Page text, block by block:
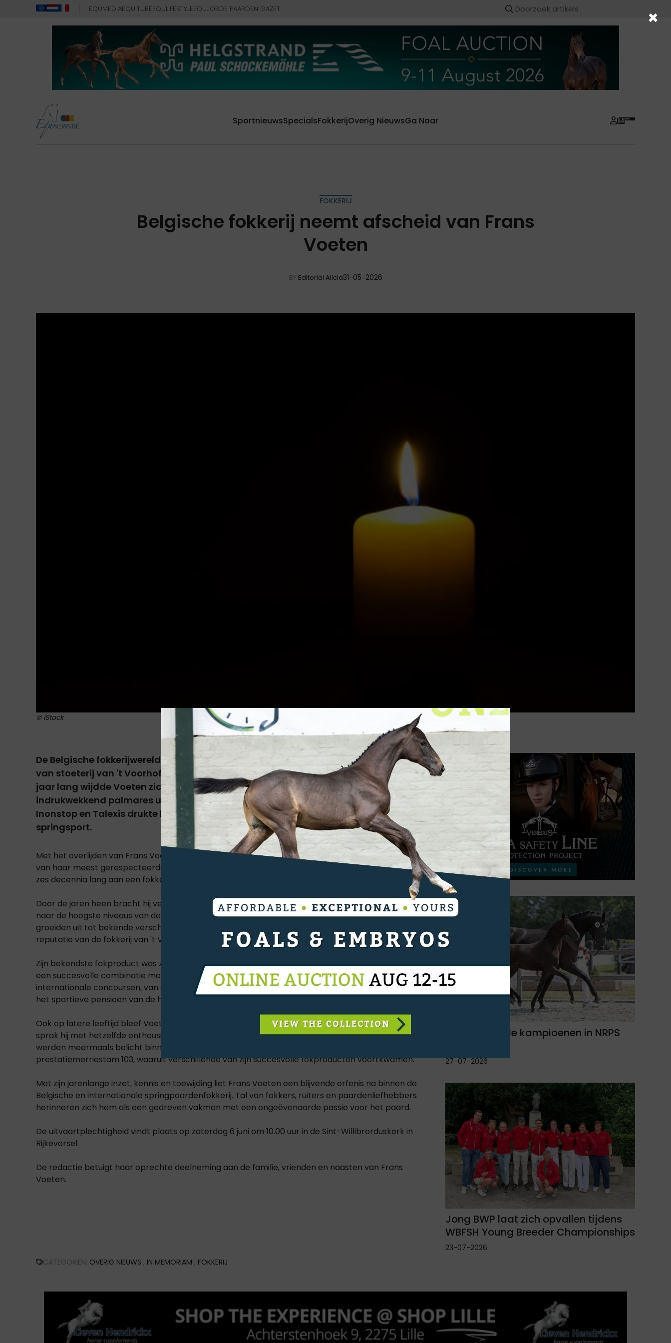
EQUMEDIAEQUITUBEEQULIFESTYLEEQUJOBDE PAARDEN GAZET
SportnieuwsSpecialsFokkerijOverig NieuwsGa Naar
FOKKERIJ
Belgische fokkerij neemt afscheid van Frans
Voeten
BY Editorial Alicia31-05-2026
© iStock
De Belgische fokkerijwereld rouwt om het overlijden van Frans Voeten. De fokker
van stoeterij van 't Voorhof overleed op 27 mei op 88-jarige leeftijd. Meer dan 65
jaar lang wijdde Voeten zich aan de paardenfokkerij en bouwde hij een
indrukwekkend palmares uit. Met succesvolle paarden als Imerald van 't Voorhof,
Inonstop en Talexis drukte hij een blijvende stempel op de internationale
springsport.
Met het overlijden van Frans Voeten verliest de Belgische Warmbloed Paardenfokkerij (BWP) een
van haar meest gerespecteerde fokkers. Vanuit stoeterij van 't Voorhof werkte Voeten meer dan
zes decennia lang aan een fokkerij die internationaal erkenning genoot.
Door de jaren heen bracht hij verschillende succesvolle springpaarden voort die hun weg vonden
naar de hoogste niveaus van de sport. Namen als Inonstop, Topic, Talexis, Quiriman en Quoro
groeiden uit tot bekende verschijningen in de internationale springring en droegen bij aan de
reputatie van de fokkerij van 't Voorhof.
Zijn bekendste fokproduct was zonder twijfel Imerald van 't Voorhof. De hengst vormde jarenlang
een succesvolle combinatie met de Ierse topruiter Paul O'Shea en verscheen op tal van
internationale concoursen, van Calgary tot Lexington. Nog maar recent werd aangekondigd dat
het sportieve pensioen van de hengst naderde.
Ook op latere leeftijd bleef Voeten gepassioneerd bezig met zijn paarden. In eerdere interviews
sprak hij met hetzelfde enthousiasme over fokkerij en sport als in zijn beginjaren. Zijn werk en visie
werden meermaals belicht binnen de sector, onder meer in publicaties rond de invloedrijke
prestatiemerriestam 103, waaruit verschillende van zijn succesvolle fokproducten voortkwamen.
Met zijn jarenlange inzet, kennis en toewijding liet Frans Voeten een blijvende erfenis na binnen de
Belgische en internationale springpaardenfokkerij. Tal van fokkers, ruiters en paardenliefhebbers
herinneren zich hem als een gedreven vakman met een ongeëvenaarde passie voor het paard.
De uitvaartplechtigheid vindt plaats op zaterdag 6 juni om 10.00 uur in de Sint-Willibrorduskerk in
Rijkevorsel.
De redactie betuigt haar oprechte deelneming aan de familie, vrienden en naasten van Frans
Voeten.
Aansprekende kampioenen in NRPS
27-07-2026
Jong BWP laat zich opvallen tijdens
WBFSH Young Breeder Championships
23-07-2026
CATEGORIËN: OVERIG NIEUWS , IN MEMORIAM , FOKKERIJ
×